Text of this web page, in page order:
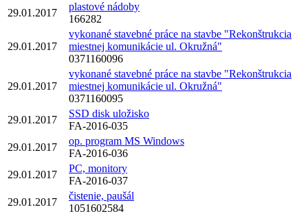
29.01.2017
plastové nádoby
166282
29.01.2017
vykonané stavebné práce na stavbe "Rekonštrukcia
miestnej komunikácie ul. Okružná"
0371160096
29.01.2017
vykonané stavebné práce na stavbe "Rekonštrukcia
miestnej komunikácie ul. Okružná"
0371160095
29.01.2017
SSD disk uložisko
FA-2016-035
29.01.2017
op. program MS Windows
FA-2016-036
29.01.2017
PC, monitory
FA-2016-037
29.01.2017
čistenie, paušál
1051602584